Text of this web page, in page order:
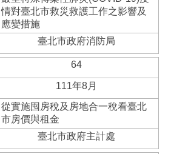
情對臺北市救災救護工作之影響及
應變措施
臺北市政府消防局
64
111年8月
從實施囤房稅及房地合一稅看臺北
市房價與租金
臺北市政府主計處